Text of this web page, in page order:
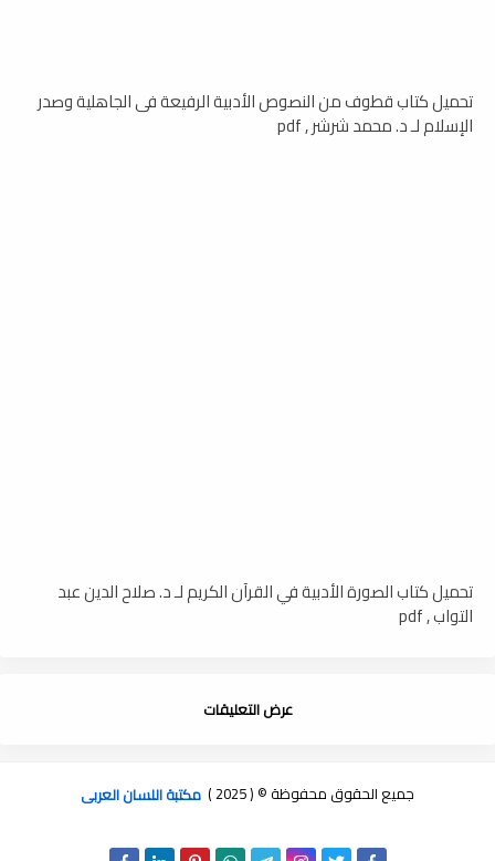
تحميل كتاب قطوف من النصوص الأدبية الرفيعة فى الجاهلية وصدر
الإسلام لـ د. محمد شرشر , pdf
تحميل كتاب الصورة الأدبية في القرآن الكريم لـ د. صلاح الدين عبد
التواب , pdf
عرض التعليقات
جميع الحقوق محفوظة © ( 2025 ) مكتبة اللسان العربى